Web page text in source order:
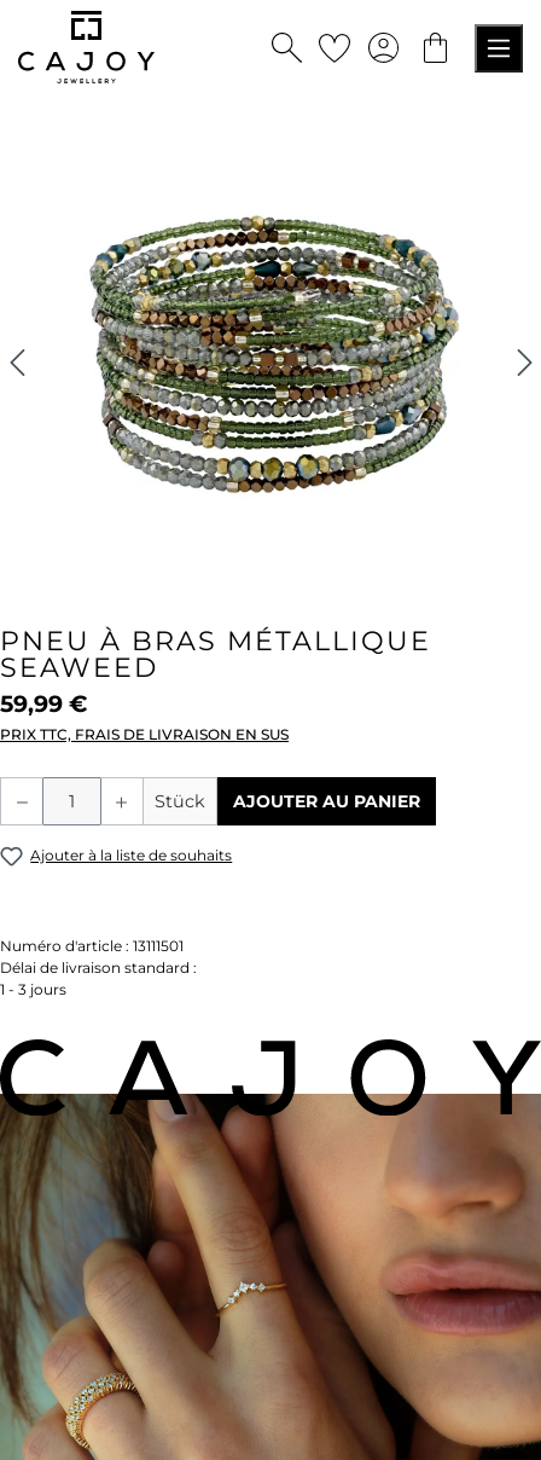
principal
PNEU À BRAS MÉTALLIQUE
SEAWEED
59,99 €
PRIX TTC, FRAIS DE LIVRAISON EN SUS
Quantité de produit : Entrez la
Stück AJOUTER AU PANIER
Ajouter à la liste de souhaits
Numéro d'article : 13111501
Délai de livraison standard :
1 - 3 jours